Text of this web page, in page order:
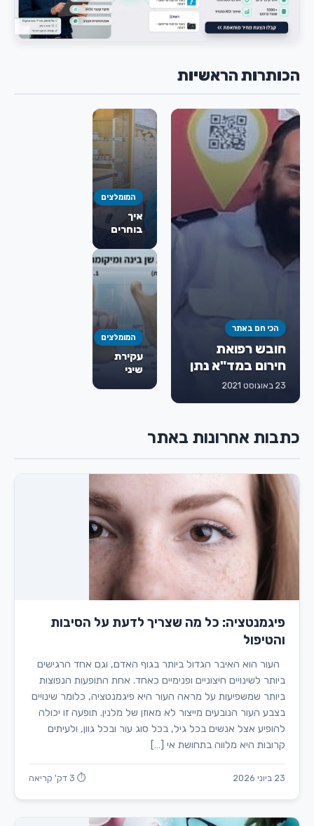
הכותרות הראשיות
הכי חם באתר
חובש רפואת
חירום במד"א נתן
גורמן ז"ל
23 באוגוסט 2021
המומלצים
איך
בוחרים
פה
ולסת
מומלץ
לניתוח
מורחב
המומלצים
עקירת
שיני
ומה
לדעת
מראש
כתבות אחרונות באתר
פיגמנטציה: כל מה שצריך לדעת על הסיבות
והטיפול
העור הוא האיבר הגדול ביותר בגוף האדם, וגם אחד הרגישים
ביותר לשינויים חיצוניים ופנימיים כאחד. אחת התופעות הנפוצות
ביותר שמשפיעות על מראה העור היא פיגמנטציה, כלומר שינויים
בצבע העור הנובעים מייצור לא מאוזן של מלנין. תופעה זו יכולה
להופיע אצל אנשים בכל גיל, בכל סוג עור ובכל גוון, ולעיתים
קרובות היא מלווה בתחושת אי […]
23 ביוני 2026 ⏱ 3 דק' קריאה